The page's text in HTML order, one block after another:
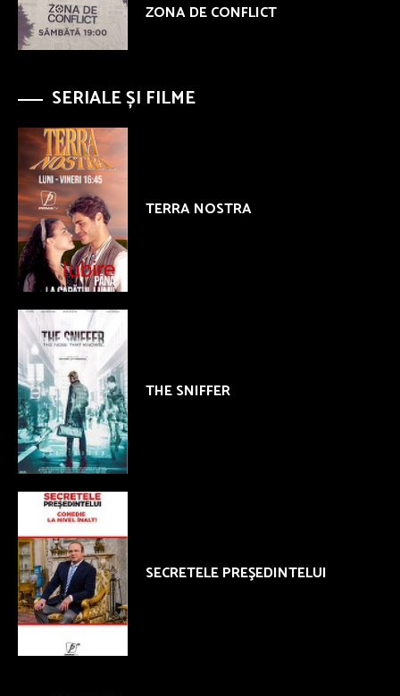
ZONA DE CONFLICT
SERIALE ȘI FILME
TERRA NOSTRA
THE SNIFFER
SECRETELE PREŞEDINTELUI